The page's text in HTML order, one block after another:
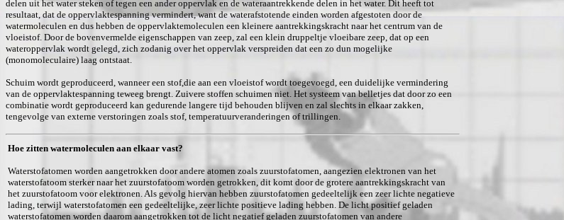
delen uit het water steken of tegen een ander oppervlak en de wateraantrekkende delen in het water. Dit heeft tot
resultaat, dat de oppervlaktespanning vermindert, want de waterafstotende einden worden afgestoten door de
watermoleculen en dus hebben de oppervlaktemoleculen een kleinere aantrekkingskracht naar het centrum van de
vloeistof. Door de bovenvermelde eigenschappen van zeep, zal een klein druppeltje vloeibare zeep, dat op een
wateroppervlak wordt gelegd, zich zodanig over het oppervlak verspreiden dat een zo dun mogelijke
(monomoleculaire) laag ontstaat.
Schuim wordt geproduceerd, wanneer een stof,die aan een vloeistof wordt toegevoegd, een duidelijke vermindering
van de oppervlaktespanning teweeg brengt. Zuivere stoffen schuimen niet. Het systeem van belletjes dat door zo een
combinatie wordt geproduceerd kan gedurende langere tijd behouden blijven en zal slechts in elkaar zakken,
tengevolge van externe verstoringen zoals stof, temperatuurveranderingen of trillingen.
Hoe zitten watermoleculen aan elkaar vast?
Waterstofatomen worden aangetrokken door andere atomen zoals zuurstofatomen, aangezien elektronen van het
waterstofatoom sterker naar het zuurstofatoom worden getrokken, dit komt door de grotere aantrekkingskracht van
het zuurstofatoom voor elektronen. Als gevolg hiervan hebben zuurstofatomen gedeeltelijk een zeer lichte negatieve
lading, terwijl waterstofatomen een gedeeltelijke, zeer lichte positieve lading hebben. De licht positief geladen
waterstofatomen worden daarom aangetrokken tot de licht negatief geladen zuurstofatomen van andere